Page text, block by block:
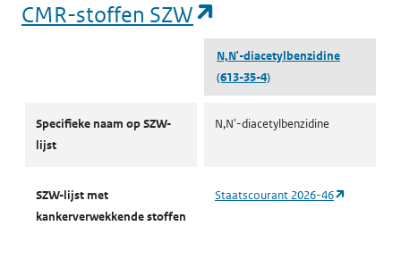
CMR-stoffen SZW
N,N'-diacetylbenzidine
(613-35-4)
Specifieke naam op SZW-
lijst
N,N'-diacetylbenzidine
SZW-lijst met
kankerverwekkende stoffen
Staatscourant 2026-46